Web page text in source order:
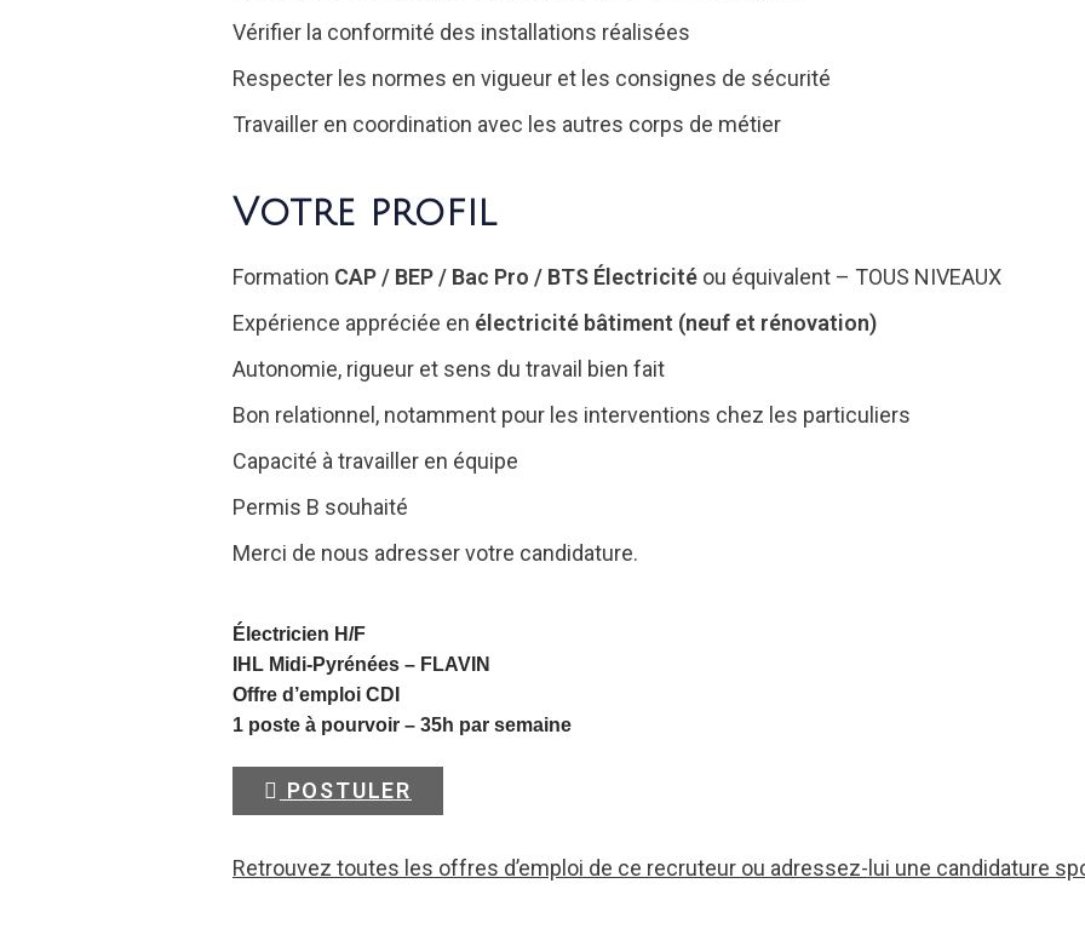
Vérifier la conformité des installations réalisées
Respecter les normes en vigueur et les consignes de sécurité
Travailler en coordination avec les autres corps de métier
Votre profil
Formation CAP / BEP / Bac Pro / BTS Électricité ou équivalent – TOUS NIVEAUX
Expérience appréciée en électricité bâtiment (neuf et rénovation)
Autonomie, rigueur et sens du travail bien fait
Bon relationnel, notamment pour les interventions chez les particuliers
Capacité à travailler en équipe
Permis B souhaité
Merci de nous adresser votre candidature.
Électricien H/F
IHL Midi-Pyrénées – FLAVIN
Offre d’emploi CDI
1 poste à pourvoir – 35h par semaine
POSTULER
Retrouvez toutes les offres d’emploi de ce recruteur ou adressez-lui une candidature